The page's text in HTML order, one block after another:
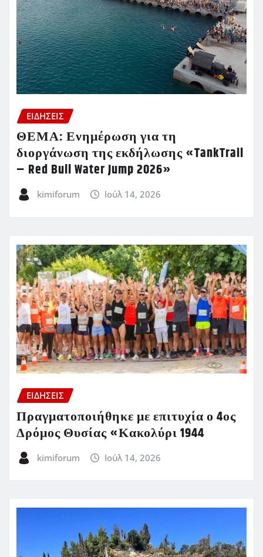
ΕΙΔΗΣΕΙΣ
ΘΕΜΑ: Ενημέρωση για τη
διοργάνωση της εκδήλωσης «TankTrail
– Red Bull Water Jump 2026»
kimiforum Ιούλ 14, 2026
ΕΙΔΗΣΕΙΣ
Πραγματοποιήθηκε με επιτυχία ο 4ος
Δρόμος Θυσίας «Κακολύρι 1944
kimiforum Ιούλ 14, 2026